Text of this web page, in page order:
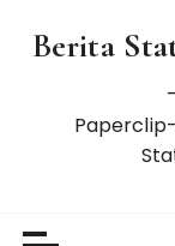
Berita